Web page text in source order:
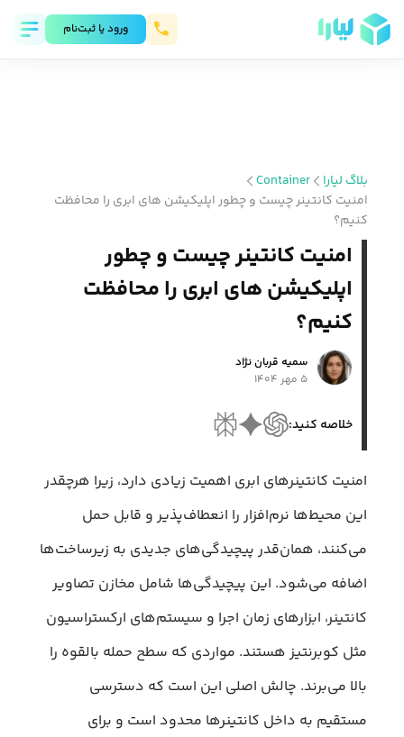
ورود يا ثبت‌نام
بلاگ لیارا
Container
امنیت کانتینر چیست و چطور اپلیکیشن‌ های ابری را محافظت
کنیم؟
امنیت کانتینر چیست و چطور
اپلیکیشن‌ های ابری را محافظت
کنیم؟
سمیه قربان نژاد
۵ مهر ۱۴۰۴
خلاصه کنید:
امنیت کانتینرهای ابری اهمیت زیادی دارد، زیرا هرچقدر
این محیط‌ها نرم‌افزار را انعطاف‌پذیر و قابل حمل
می‌کنند، همان‌قدر پیچیدگی‌های جدیدی به زیرساخت‌ها
اضافه می‌شود. این پیچیدگی‌ها شامل مخازن تصاویر
کانتینر، ابزارهای زمان اجرا و سیستم‌های ارکستراسیون
مثل کوبرنتیز هستند. مواردی که سطح حمله بالقوه را
بالا می‌برند. چالش اصلی این است که دسترسی
مستقیم به داخل کانتینرها محدود است و برای